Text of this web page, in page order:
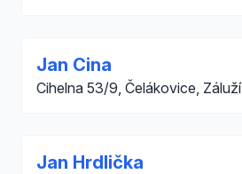
Jan Cina
Cihelna 53/9, Čelákovice, Záluží
Jan Hrdlička